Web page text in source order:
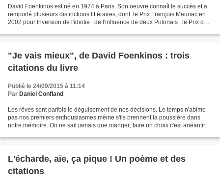
David Foenkinos est né en 1974 à Paris. Son oeuvre connaît le succès et a
remporté plusieurs distinctions littéraires, dont: le Prix François Mauriac en
2002 pour Inversion de l'idiotie : de l'influence de deux Polonais , le Prix des
"Je vais mieux", de David Foenkinos : trois
citations du livre
Publié le 24/09/2015 à 11:14
Par Daniel Confland
Les rêves sont parfois le déguisement de nos décisions. Le temps n'abime
pas nos premiers enthousiasmes même s'ils prennent la poussière dans
notre mémoire. On ne sait jamais que manger; faire un choix c'est anéantir
L'écharde, aïe, ça pique ! Un poème et des
citations